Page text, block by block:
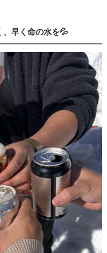
早く命の水を💦